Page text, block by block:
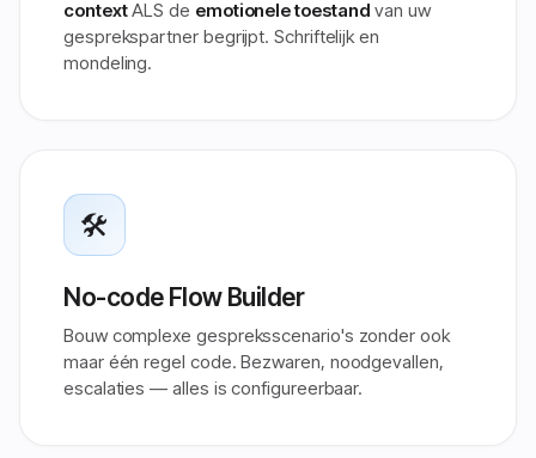
contextALS de emotionele toestand van uw
gesprekspartner begrijpt. Schriftelijk en
mondeling.
🛠️
No-code Flow Builder
Bouw complexe gespreksscenario's zonder ook
maar één regel code. Bezwaren, noodgevallen,
escalaties — alles is configureerbaar.